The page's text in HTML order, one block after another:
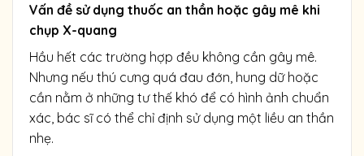
Vấn đề sử dụng thuốc an thần hoặc gây mê khi
chụp X-quang
Hầu hết các trường hợp đều không cần gây mê.
Nhưng nếu thú cưng quá đau đớn, hung dữ hoặc
cần nằm ở những tư thế khó để có hình ảnh chuẩn
xác, bác sĩ có thể chỉ định sử dụng một liều an thần
nhẹ.